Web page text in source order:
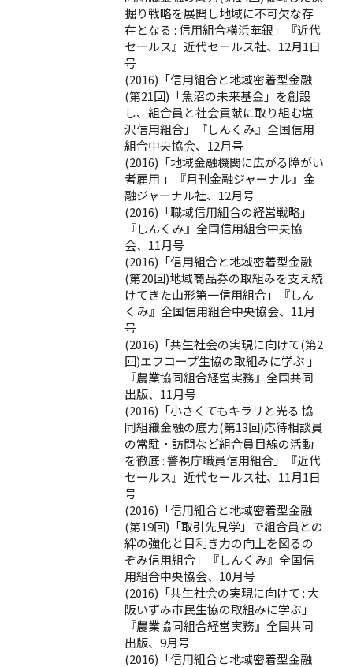
掘り戦略を展開し地域に不可欠な存
在となる : 信用組合横浜華銀」『近代
セールス』近代セールス社、12月1日
号
(2016)「信用組合と地域密着型金融
(第21回)「魚沼の未来基金」を創設
し、組合員と社会貢献に取り組む塩
沢信用組合」『しんくみ』全国信用
組合中央協会、12月号
(2016)「地域金融機関に広がる障がい
者雇用 」『月刊金融ジャーナル』金
融ジャーナル社、12月号
(2016)「職域信用組合の経営戦略」
『しんくみ』全国信用組合中央協
会、11月号
(2016)「信用組合と地域密着型金融
(第20回)地域商品券の取組みを支え続
けてきた山形第一信用組合」『しん
くみ』全国信用組合中央協会、11月
号
(2016)「共生社会の実現に向けて(第2
回)エフコープ生協の取組みに学ぶ 」
『農業協同組合経営実務』全国共同
出版、11月号
(2016)「小さくてもキラリと光る 協
同組織金融の底力(第13回)応待相談員
の常駐・訪問など組合員目線の活動
を徹底 : 警視庁職員信用組合」『近代
セールス』近代セールス社、11月1日
号
(2016)「信用組合と地域密着型金融
(第19回)「取引先見学」で組合員との
絆の強化と目利き力の向上を図るの
ぞみ信用組合」『しんくみ』全国信
用組合中央協会、10月号
(2016)「共生社会の実現に向けて : 大
阪いずみ市民生協の取組みに学ぶ」
『農業協同組合経営実務』全国共同
出版、9月号
(2016)「信用組合と地域密着型金融